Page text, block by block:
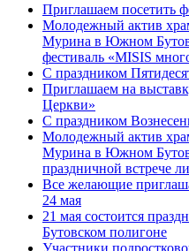
Приглашаем посетить
Молодежный актив
Мурина в Южном
фестиваль «MISIS
С праздником
Приглашаем на
Церкви»
С праздником
Молодежный актив
Мурина в Южном
праздничной встрече
Все желающие
24 мая
21 мая состоится
Бутовском полигоне
Участники